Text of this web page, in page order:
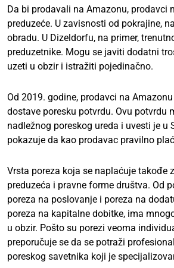
Da bi prodavali na Amazonu, prodavci
preduzeće. U zavisnosti od pokrajine,
obradu. U Dizeldorfu, na primer,
preduzetnike. Mogu se javiti dodatni
uzeti u obzir i istražiti pojedinačno.
Od 2019. godine, prodavci na
dostave poresku potvrdu. Ovu potvrdu
nadležnog poreskog ureda i uvesti je u
pokazuje da kao prodavac pravilno
Vrsta poreza koja se naplaćuje takođe
preduzeća i pravne forme društva. Od
poreza na poslovanje i poreza na
poreza na kapitalne dobitke, ima
u obzir. Pošto su porezi veoma
preporučuje se da se potraži
poreskog savetnika koji je